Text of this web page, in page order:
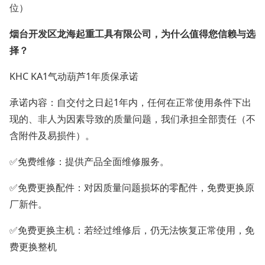
位）
烟台开发区龙海起重工具有限公司，为什么值得您信赖与选
择？
KHC KA1气动葫芦1年质保承诺
承诺内容：自交付之日起1年内，任何在正常使用条件下出
现的、非人为因素导致的质量问题，我们承担全部责任（不
含附件及易损件）。
✅免费维修：提供产品全面维修服务。
✅免费更换配件：对因质量问题损坏的零配件，免费更换原
厂新件。
✅免费更换主机：若经过维修后，仍无法恢复正常使用，免
费更换整机